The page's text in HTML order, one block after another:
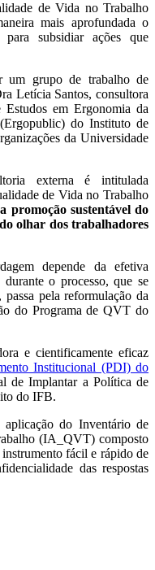
de Vida no Trabalho
mais aprofundada o
subsidiar ações que
um grupo de trabalho de
Letícia Santos, consultora
em Ergonomia da
do Instituto de
da Universidade
externa é intitulada
de Vida no Trabalho
a promoção sustentável do
olhar dos trabalhadores
depende da efetiva
o processo, que se
pela reformulação da
do Programa de QVT do
e cientificamente eficaz
Institucional (PDI) do
de Implantar a Política de
do IFB.
do Inventário de
(IA_QVT) composto
fácil e rápido de
das respostas